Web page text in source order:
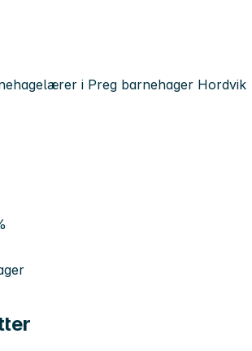
i Preg barnehager Hordvik